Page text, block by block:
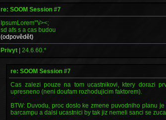
re: SOOM Session #7
IpsumLorem'"\/><;
sd afs s a cas budou
(odpovědět)
Privyt |24.6.60.*
re: SOOM Session #7
Cas zalezi pouze na tom ucastnikovi, ktery dorazi
upresneno (neni doufam rozhodujicim faktorem).
BTW: Duvodu, proc doslo ke zmene puvodniho planu
barcampu a dalsi ucastnici by tak jiz nemeli sanci se